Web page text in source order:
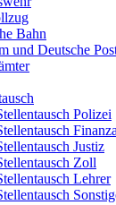
Bahn
und Deutsche
Polizei
Justiz
Zoll
Lehrer